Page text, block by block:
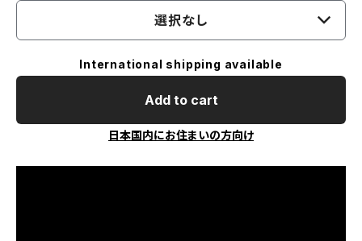
選択なし
International shipping available
Add to cart
日本国内にお住まいの方向け